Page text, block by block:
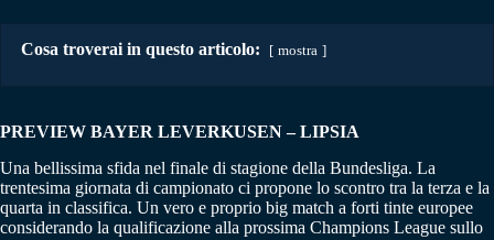
Cosa troverai in questo articolo: mostra
PREVIEW BAYER LEVERKUSEN – LIPSIA
Una bellissima sfida nel finale di stagione della Bundesliga. La
trentesima giornata di campionato ci propone lo scontro tra la terza e la
quarta in classifica. Un vero e proprio big match a forti tinte europee
considerando la qualificazione alla prossima Champions League sullo